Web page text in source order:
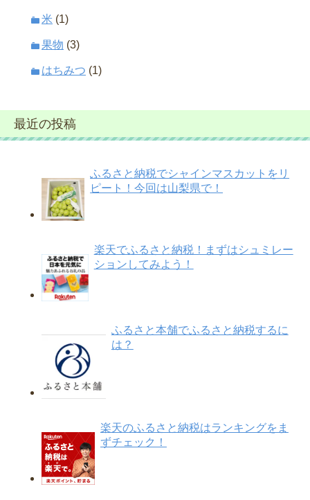
米 (1)
果物 (3)
はちみつ (1)
最近の投稿
ふるさと納税でシャインマスカットをリ
ピート！今回は山梨県で！
楽天でふるさと納税！まずはシュミレー
ションしてみよう！
ふるさと本舗でふるさと納税するに
は？
楽天のふるさと納税はランキングをま
ずチェック！